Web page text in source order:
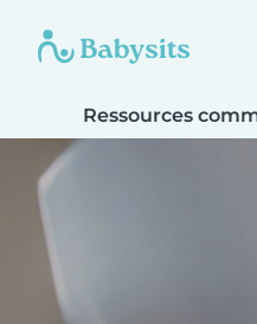
Ressources